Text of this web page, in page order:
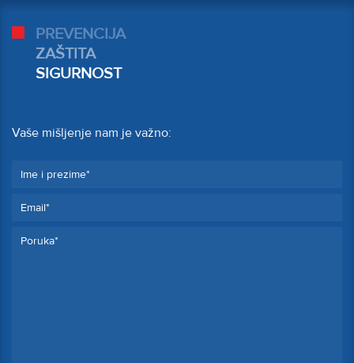
PREVENCIJA
ZAŠTITA
SIGURNOST
Vaše mišljenje nam je važno: